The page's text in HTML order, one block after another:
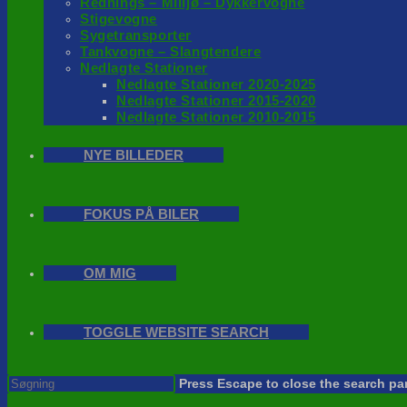
Stigevogne
Sygetransporter
Tankvogne – Slangtendere
Nedlagte Stationer
Nedlagte Stationer 2020-2025
Nedlagte Stationer 2015-2020
Nedlagte Stationer 2010-2015
NYE BILLEDER
FOKUS PÅ BILER
OM MIG
TOGGLE WEBSITE SEARCH
Press Escape to close the search